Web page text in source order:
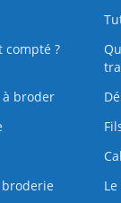
compté ?
broder